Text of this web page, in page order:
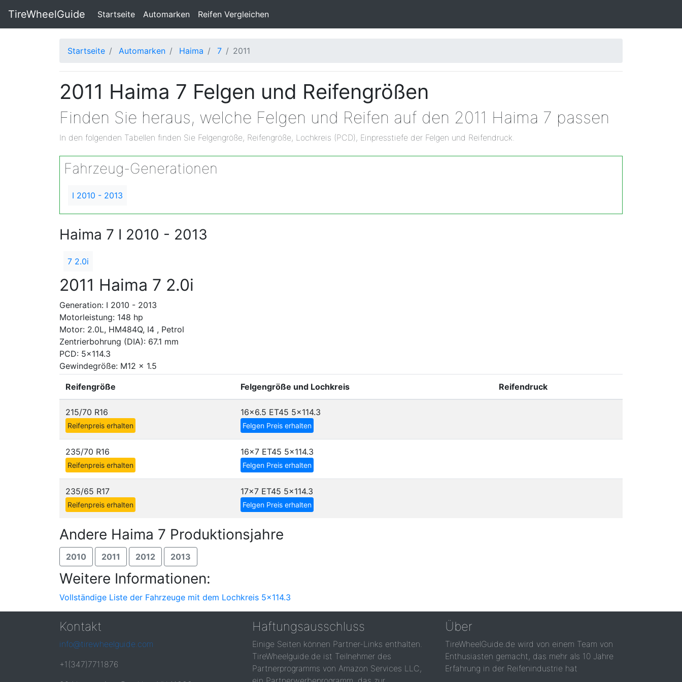
TireWheelGuide Startseite(current)
Automarken Reifen Vergleichen
Startseite Automarken Haima 7 2011
2011 Haima 7 Felgen und Reifengrößen
Finden Sie heraus, welche Felgen und Reifen auf den 2011 Haima 7 passen
In den folgenden Tabellen finden Sie Felgengröße, Reifengröße, Lochkreis (PCD), Einpresstiefe der Felgen und Reifendruck.
Fahrzeug-Generationen
I 2010 - 2013
Haima 7 I 2010 - 2013
7 2.0i
2011 Haima 7 2.0i
Generation: I 2010 - 2013
Motorleistung: 148 hp
Motor: 2.0L, HM484Q, I4 , Petrol
Zentrierbohrung (DIA): 67.1 mm
PCD: 5x114.3
Gewindegröße: M12 x 1.5
Reifengröße Felgengröße und Lochkreis Reifendruck
215/70 R16
Reifenpreis erhalten
16x6.5 ET45 5x114.3
Felgen Preis erhalten
235/70 R16
Reifenpreis erhalten
16x7 ET45 5x114.3
Felgen Preis erhalten
235/65 R17
Reifenpreis erhalten
17x7 ET45 5x114.3
Felgen Preis erhalten
Andere Haima 7 Produktionsjahre
2010 2011 2012 2013
Weitere Informationen:
Vollständige Liste der Fahrzeuge mit dem Lochkreis 5x114.3
Kontakt
info@tirewheelguide.com
+1(347)7711876
Haftungsausschluss
Einige Seiten können Partner-Links enthalten.
TireWheelguide.de ist Teilnehmer des
Partnerprogramms von Amazon Services LLC,
Über
TireWheelGuide.de wird von einem Team von
Enthusiasten gemacht, das mehr als 10 Jahre
Erfahrung in der Reifenindustrie hat